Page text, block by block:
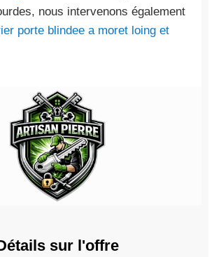
nous intervenons également
porte blindee a moret loing et
sur l'offre